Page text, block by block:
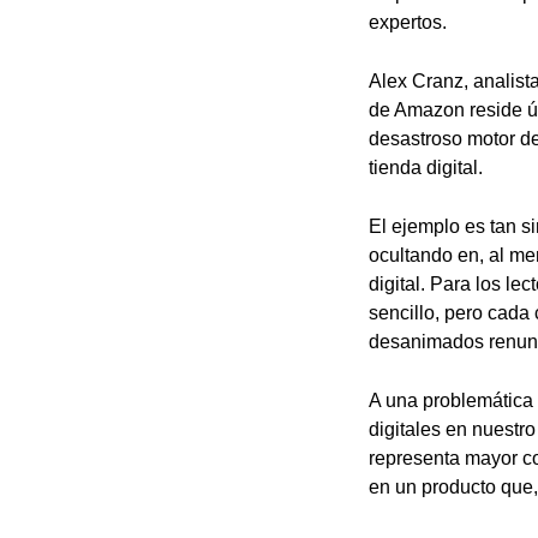
expertos.
Alex Cranz,
de Amazon reside
desastroso motor
tienda digital.
El ejemplo es tan
ocultando en, al
digital. Para los
sencillo, pero cada
desanimados
A una
digitales en
representa mayor
en un producto